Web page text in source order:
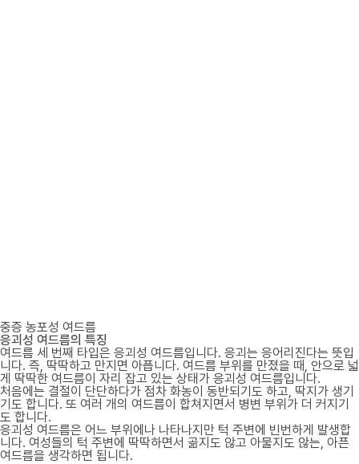
중증 농포성 여드름
응괴성 여드름의 특징
여드름 세 번째 타입은 응괴성 여드름입니다. 응괴는 응어리진다는 뜻입
니다. 즉, 딱딱하고 만지면 아픕니다. 여드름 부위를 만졌을 때, 안으로 넓
게 딱딱한 여드름이 자리 잡고 있는 상태가 응괴성 여드름입니다.
처음에는 결절이 단단하다가 점차 화농이 동반되기도 하고, 딱지가 생기
기도 합니다. 또 여러 개의 여드름이 합쳐지면서 병변 부위가 더 커지기
도 합니다.
응괴성 여드름은 어느 부위에나 나타나지만 턱 주변에 빈번하게 발생합
니다. 여성들의 턱 주변에 딱딱하면서 곪지도 않고 아물지도 않는, 아픈
여드름을 생각하면 됩니다.